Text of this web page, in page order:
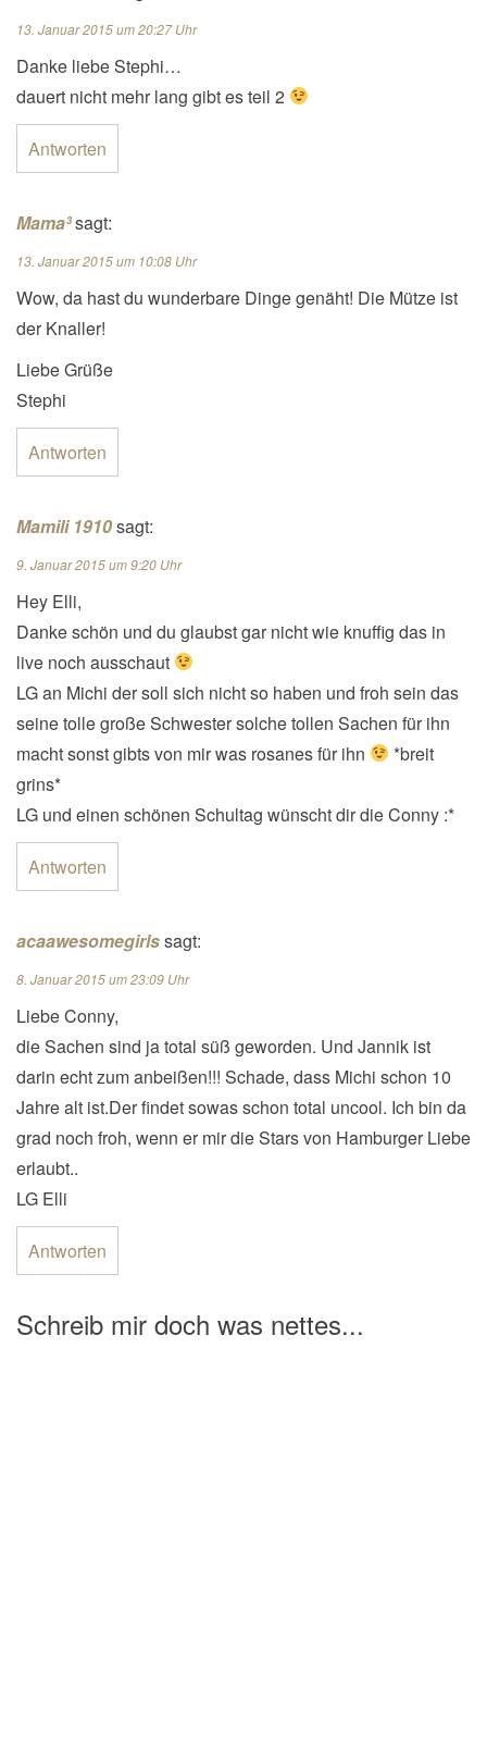
13. Januar 2015 um 20:27 Uhr
Danke liebe Stephi…
dauert nicht mehr lang gibt es teil 2
Antworten
Mama³sagt:
13. Januar 2015 um 10:08 Uhr
Wow, da hast du wunderbare Dinge genäht! Die Mütze ist
der Knaller!
Liebe Grüße
Stephi
Antworten
Mamili 1910sagt:
9. Januar 2015 um 9:20 Uhr
Hey Elli,
Danke schön und du glaubst gar nicht wie knuffig das in
live noch ausschaut
LG an Michi der soll sich nicht so haben und froh sein das
seine tolle große Schwester solche tollen Sachen für ihn
macht sonst gibts von mir was rosanes für ihn
*breit
grins*
LG und einen schönen Schultag wünscht dir die Conny :*
Antworten
acaawesomegirlssagt:
8. Januar 2015 um 23:09 Uhr
Liebe Conny,
die Sachen sind ja total süß geworden. Und Jannik ist
darin echt zum anbeißen!!! Schade, dass Michi schon 10
Jahre alt ist.Der findet sowas schon total uncool. Ich bin da
grad noch froh, wenn er mir die Stars von Hamburger Liebe
erlaubt..
LG Elli
Antworten
Schreib mir doch was nettes...